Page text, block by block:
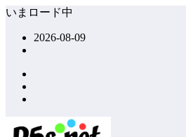
コ
ッ
いまロード中
2026-08-09